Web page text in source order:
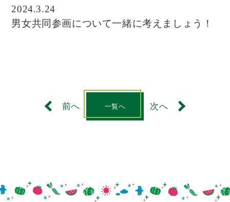
2024.3.24
男女共同参画について一緒に考えましょう！
前へ 一覧へ 次へ